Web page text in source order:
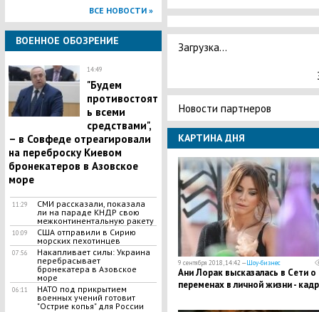
ВСЕ НОВОСТИ »
ВОЕННОЕ ОБОЗРЕНИЕ
14:49
"Будем
противостоят
ь всеми
средствами",
– в Совфеде отреагировали
на переброску Киевом
бронекатеров в Азовское
море
11:29
СМИ рассказали, показала
ли на параде КНДР свою
межконтинентальную ракету
10:09
США отправили в Сирию
морских пехотинцев
07:56
​Накапливает силы: Украина
перебрасывает
бронекатера в Азовское
море
06:11
НАТО под прикрытием
военных учений готовит
"Острие копья" для России
Загрузка...
Новости партнеров
КАРТИНА ДНЯ
9 сентября 2018, 14:42 —Шоу-бизнес
​Ани Лорак высказалась в Сети о
переменах в личной жизни -